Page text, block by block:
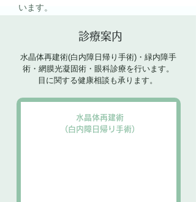
います。
​診療案内
水晶体再建術(白内障日帰り手術)・緑内障手
術・網膜光凝固術・眼科診療を行います。
目に関する健康相談も承ります。
水晶体再建術
(白内障日帰り手術)